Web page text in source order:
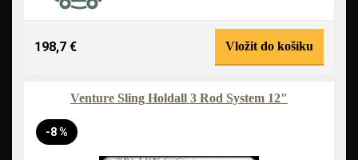
198,7 € Vložit do košíku
Venture Sling Holdall 3 Rod System 12"
-8 %